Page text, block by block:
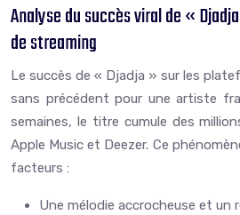
Analyse du succès viral de «
de streaming
Le succès de « Djadja » sur les
sans précédent pour une artiste
semaines, le titre cumule des
Apple Music et Deezer. Ce
facteurs :
Une mélodie accrocheuse et un